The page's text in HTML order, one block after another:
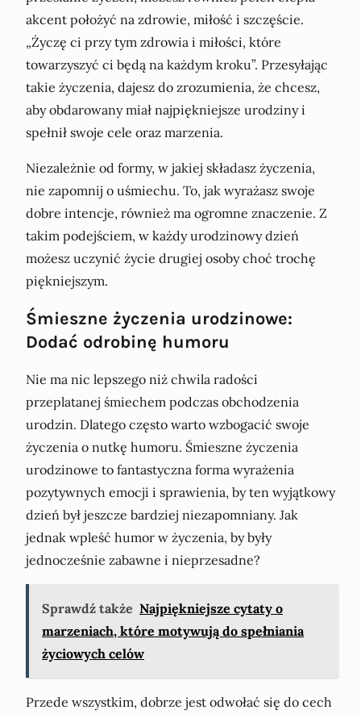
akcent położyć na zdrowie, miłość i szczęście.
„Życzę ci przy tym zdrowia i miłości, które
towarzyszyć ci będą na każdym kroku”. Przesyłając
takie życzenia, dajesz do zrozumienia, że chcesz,
aby obdarowany miał najpiękniejsze urodziny i
spełnił swoje cele oraz marzenia.
Niezależnie od formy, w jakiej składasz życzenia,
nie zapomnij o uśmiechu. To, jak wyrażasz swoje
dobre intencje, również ma ogromne znaczenie. Z
takim podejściem, w każdy urodzinowy dzień
możesz uczynić życie drugiej osoby choć trochę
piękniejszym.
Śmieszne życzenia urodzinowe:
Dodać odrobinę humoru
Nie ma nic lepszego niż chwila radości
przeplatanej śmiechem podczas obchodzenia
urodzin. Dlatego często warto wzbogacić swoje
życzenia o nutkę humoru. Śmieszne życzenia
urodzinowe to fantastyczna forma wyrażenia
pozytywnych emocji i sprawienia, by ten wyjątkowy
dzień był jeszcze bardziej niezapomniany. Jak
jednak wpleść humor w życzenia, by były
jednocześnie zabawne i nieprzesadne?
Sprawdź także Najpiękniejsze cytaty o
marzeniach, które motywują do spełniania
życiowych celów
Przede wszystkim, dobrze jest odwołać się do cech